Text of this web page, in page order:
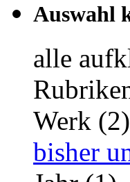
Auswahl
alle
Werk (2)
bisher